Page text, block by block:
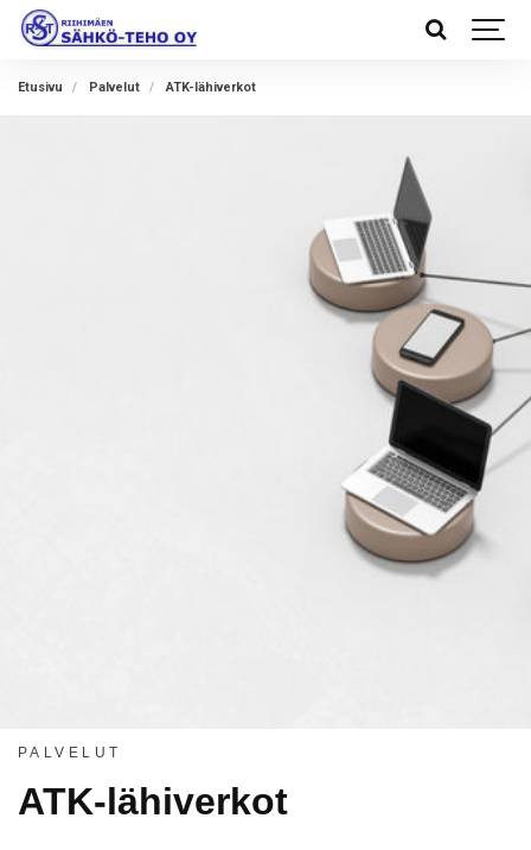
Etusivu Palvelut ATK-lähiverkot
PALVELUT
ATK-lähiverkot